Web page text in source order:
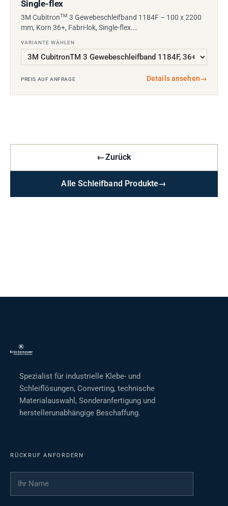
Single-flex
3M CubitronTM 3 Gewebeschleifband 1184F – 100 x 2200
mm, Korn 36+, Fabri-lok, Single-flex.…
VARIANTE WÄHLEN
PREIS AUF ANFRAGE Details ansehen→
←Zurück
Alle Schleifband Produkte→
Spezialist für industrielle Klebe- und
Schleiflösungen, Converting, technische
Materialauswahl, Sonderanfertigung und
herstellerunabhängige Beschaffung.
RÜCKRUF ANFORDERN
Ihr Name